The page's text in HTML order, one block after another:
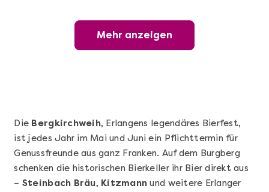
Offene Weinprobe
Mehr anzeigen
Die Bergkirchweih, Erlangens legendäres Bierfest,
ist jedes Jahr im Mai und Juni ein Pflichttermin für
Genussfreunde aus ganz Franken. Auf dem Burgberg
schenken die historischen Bierkeller ihr Bier direkt aus
– Steinbach Bräu, Kitzmann und weitere Erlanger